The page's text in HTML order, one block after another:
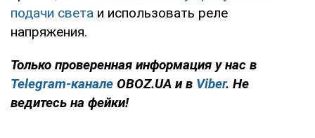
подачи света и использовать реле
напряжения.
Только проверенная информация у нас в
Telegram-канале OBOZ.UA и в Viber. Не
ведитесь на фейки!